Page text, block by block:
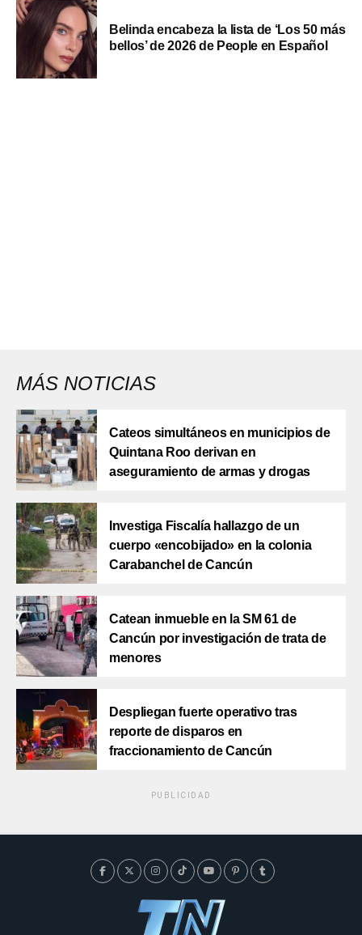
Belinda encabeza la lista de ‘Los 50 más
bellos’ de 2026 de People en Español
MÁS NOTICIAS
Cateos simultáneos en municipios de
Quintana Roo derivan en
aseguramiento de armas y drogas
Investiga Fiscalía hallazgo de un
cuerpo «encobijado» en la colonia
Carabanchel de Cancún
Catean inmueble en la SM 61 de
Cancún por investigación de trata de
menores
Despliegan fuerte operativo tras
reporte de disparos en
fraccionamiento de Cancún
PUBLICIDAD